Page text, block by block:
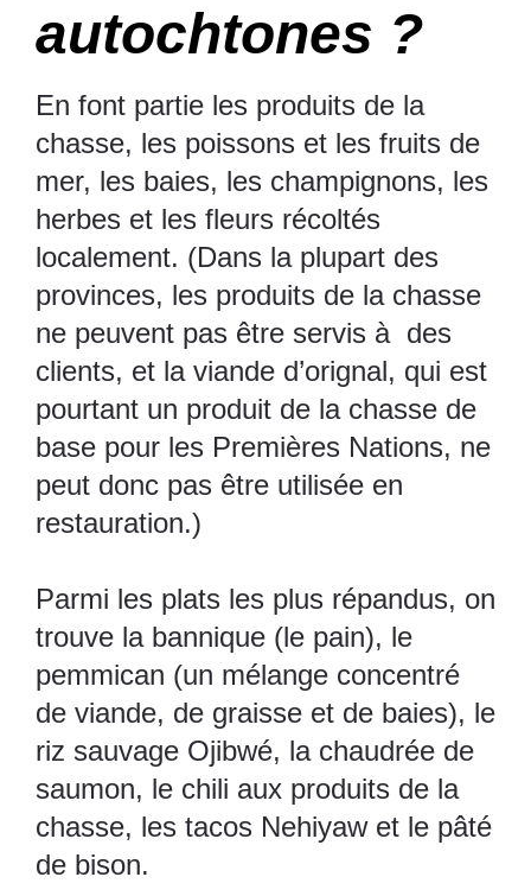
autochtones ?
En font partie les produits de la
chasse, les poissons et les fruits de
mer, les baies, les champignons, les
herbes et les fleurs récoltés
localement. (Dans la plupart des
provinces, les produits de la chasse
ne peuvent pas être servis à des
clients, et la viande d’orignal, qui est
pourtant un produit de la chasse de
base pour les Premières Nations, ne
peut donc pas être utilisée en
restauration.)
Parmi les plats les plus répandus, on
trouve la bannique (le pain), le
pemmican (un mélange concentré
de viande, de graisse et de baies), le
riz sauvage Ojibwé, la chaudrée de
saumon, le chili aux produits de la
chasse, les tacos Nehiyaw et le pâté
de bison.